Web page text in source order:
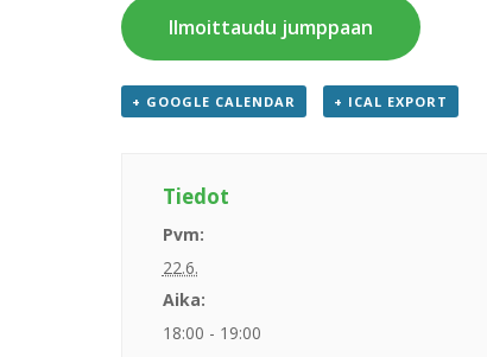
Ilmoittaudu jumppaan
+ GOOGLE CALENDAR + ICAL EXPORT
Tiedot
Pvm:
22.6.
Aika:
18:00 - 19:00